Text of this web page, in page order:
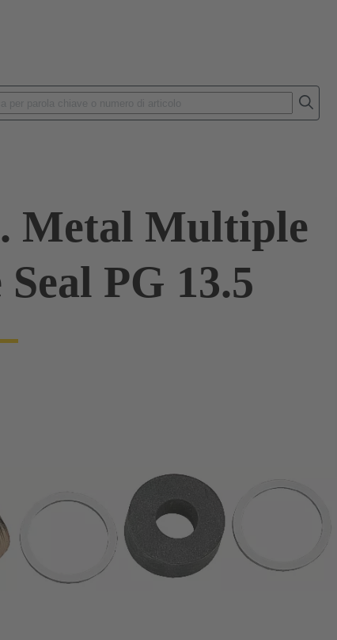
/ Han® Accessori
Metal Multiple
PG 13.5